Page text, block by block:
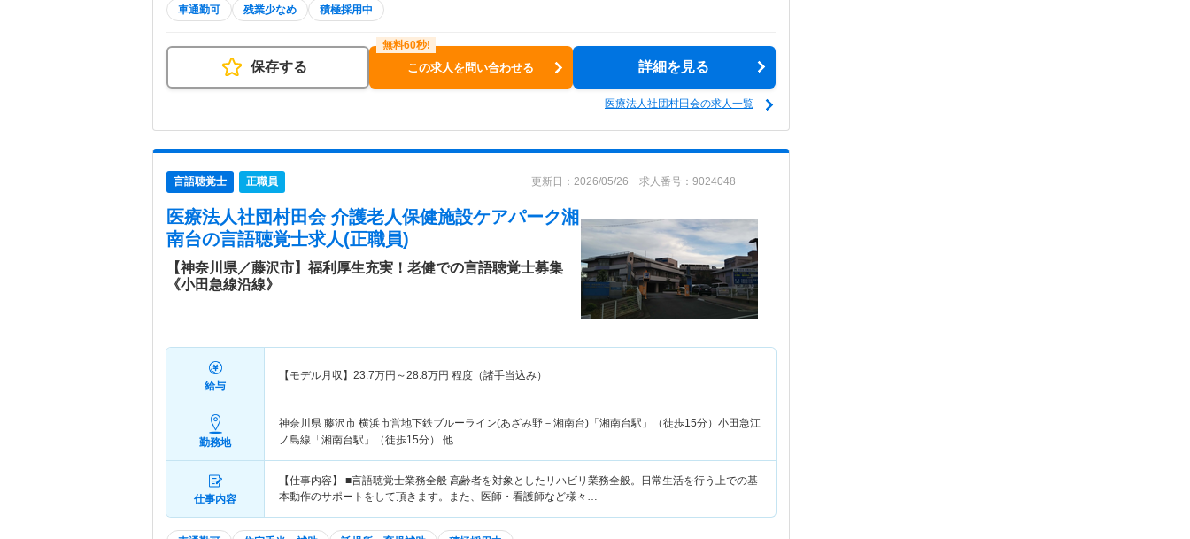
車通勤可 残業少なめ 積極採用中
保存する この求人を問い合わせる 詳細を見る
医療法人社団村田会の求人一覧
言語聴覚士 正職員 更新日：2026/05/26 求人番号：9024048
医療法人社団村田会 介護老人保健施設ケアパーク湘
南台の言語聴覚士求人(正職員)
【神奈川県／藤沢市】福利厚生充実！老健での言語聴覚士募集
《小田急線沿線》
給与
【モデル月収】 23.7万円～28.8万円 程度（諸手当込み）
勤務地
神奈川県 藤沢市 横浜市営地下鉄ブルーライン(あざみ野－湘南台)「湘南台駅」（徒歩15分）小田急江
ノ島線「湘南台駅」（徒歩15分） 他
仕事内容
【仕事内容】 ■言語聴覚士業務全般 高齢者を対象としたリハビリ業務全般。日常生活を行う上での基
本動作のサポートをして頂きます。また、医師・看護師など様々…